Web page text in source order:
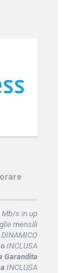
s in up
mensili
INCLUSA
Garandita
INCLUSA